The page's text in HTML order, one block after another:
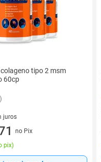
tipo 2 msm
60cp
juros
jurosno Pix
pix)